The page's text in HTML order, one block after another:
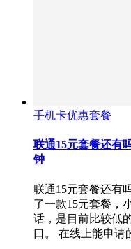
手机卡优惠套餐
联通15元套餐还有
钟
联通15元套餐还有
了一款15元套餐，
话，是目前比较低
口。 在线上能申